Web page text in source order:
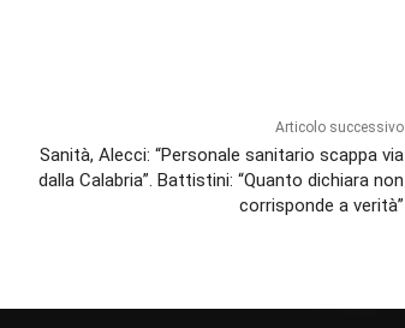
Articolo successivo
Sanità, Alecci: “Personale sanitario scappa via
dalla Calabria”. Battistini: “Quanto dichiara non
corrisponde a verità”